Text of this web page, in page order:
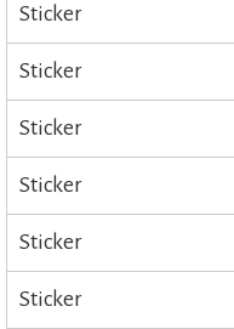
Sticker
Sticker
Sticker
Sticker
Sticker
Sticker